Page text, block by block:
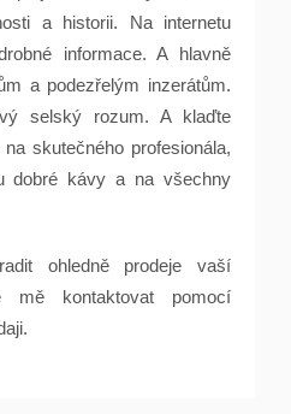
a historii. Na internetu
informace. A hlavně
a podezřelým inzerátům.
selský rozum. A klaďte
skutečného profesionála,
dobré kávy a na všechny
ohledně prodeje vaší
mě kontaktovat pomocí